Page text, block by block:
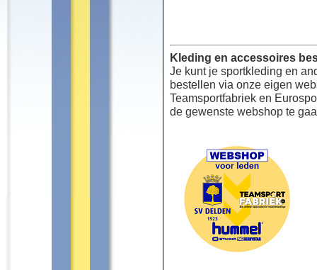
Kleding en accessoires
Je kunt je sportkleding en
bestellen via onze eigen
Teamsportfabriek en
de gewenste webshop te